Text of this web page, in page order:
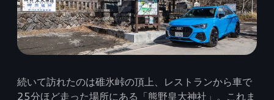
続いて訪れたのは碓氷峠の頂上、レストランから車で
25分ほど走った場所にある「熊野皇大神社」。これま